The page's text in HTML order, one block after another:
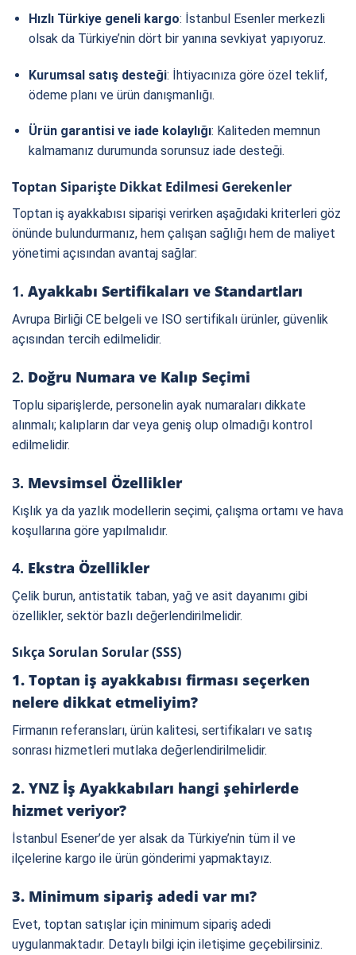
Hızlı Türkiye geneli kargo: İstanbul Esenler merkezli
olsak da Türkiye’nin dört bir yanına sevkiyat yapıyoruz.
Kurumsal satış desteği: İhtiyacınıza göre özel teklif,
ödeme planı ve ürün danışmanlığı.
Ürün garantisi ve iade kolaylığı: Kaliteden memnun
kalmamanız durumunda sorunsuz iade desteği.
Toptan Siparişte Dikkat Edilmesi Gerekenler
Toptan iş ayakkabısı siparişi verirken aşağıdaki kriterleri göz
önünde bulundurmanız, hem çalışan sağlığı hem de maliyet
yönetimi açısından avantaj sağlar:
1. Ayakkabı Sertifikaları ve Standartları
Avrupa Birliği CE belgeli ve ISO sertifikalı ürünler, güvenlik
açısından tercih edilmelidir.
2. Doğru Numara ve Kalıp Seçimi
Toplu siparişlerde, personelin ayak numaraları dikkate
alınmalı; kalıpların dar veya geniş olup olmadığı kontrol
edilmelidir.
3. Mevsimsel Özellikler
Kışlık ya da yazlık modellerin seçimi, çalışma ortamı ve hava
koşullarına göre yapılmalıdır.
4. Ekstra Özellikler
Çelik burun, antistatik taban, yağ ve asit dayanımı gibi
özellikler, sektör bazlı değerlendirilmelidir.
Sıkça Sorulan Sorular (SSS)
1. Toptan iş ayakkabısı firması seçerken
nelere dikkat etmeliyim?
Firmanın referansları, ürün kalitesi, sertifikaları ve satış
sonrası hizmetleri mutlaka değerlendirilmelidir.
2. YNZ İş Ayakkabıları hangi şehirlerde
hizmet veriyor?
İstanbul Esener’de yer alsak da Türkiye’nin tüm il ve
ilçelerine kargo ile ürün gönderimi yapmaktayız.
3. Minimum sipariş adedi var mı?
Evet, toptan satışlar için minimum sipariş adedi
uygulanmaktadır. Detaylı bilgi için iletişime geçebilirsiniz.